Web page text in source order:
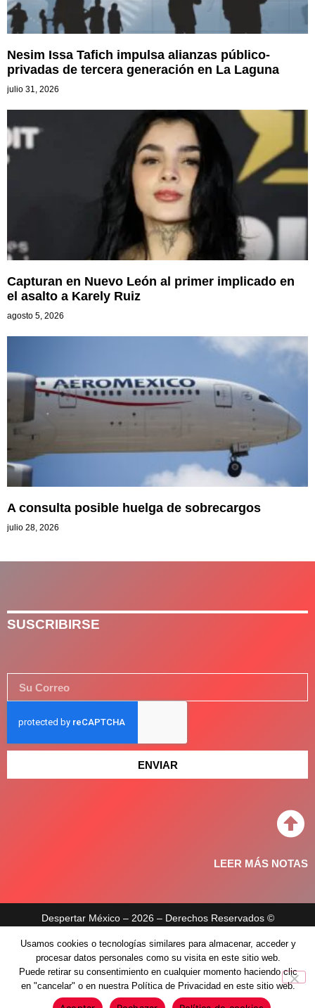
Nesim Issa Tafich impulsa alianzas público-
privadas de tercera generación en La Laguna
julio 31, 2026
Capturan en Nuevo León al primer implicado en
el asalto a Karely Ruiz
agosto 5, 2026
A consulta posible huelga de sobrecargos
julio 28, 2026
SUSCRIBIRSE
ENVIAR
LEER MÁS NOTAS
Despertar México – 2026 – Derechos Reservados ©
Aviso de privacidad
Políticas de privacidad
Usamos cookies o tecnologías similares para almacenar, acceder y
procesar datos personales como su visita en este sitio web.
Puede retirar su consentimiento en cualquier momento haciendo clic
en "cancelar" o en nuestra Política de Privacidad en este sitio web.